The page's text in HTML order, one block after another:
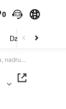
0
Dzieci
Męska koszulka z zabawnym nadrukiem hot dogów z okazji 4 lipca, jesień, miękka bawełna, luźny krój, oddychająca, swobodna, nadruk, nowość